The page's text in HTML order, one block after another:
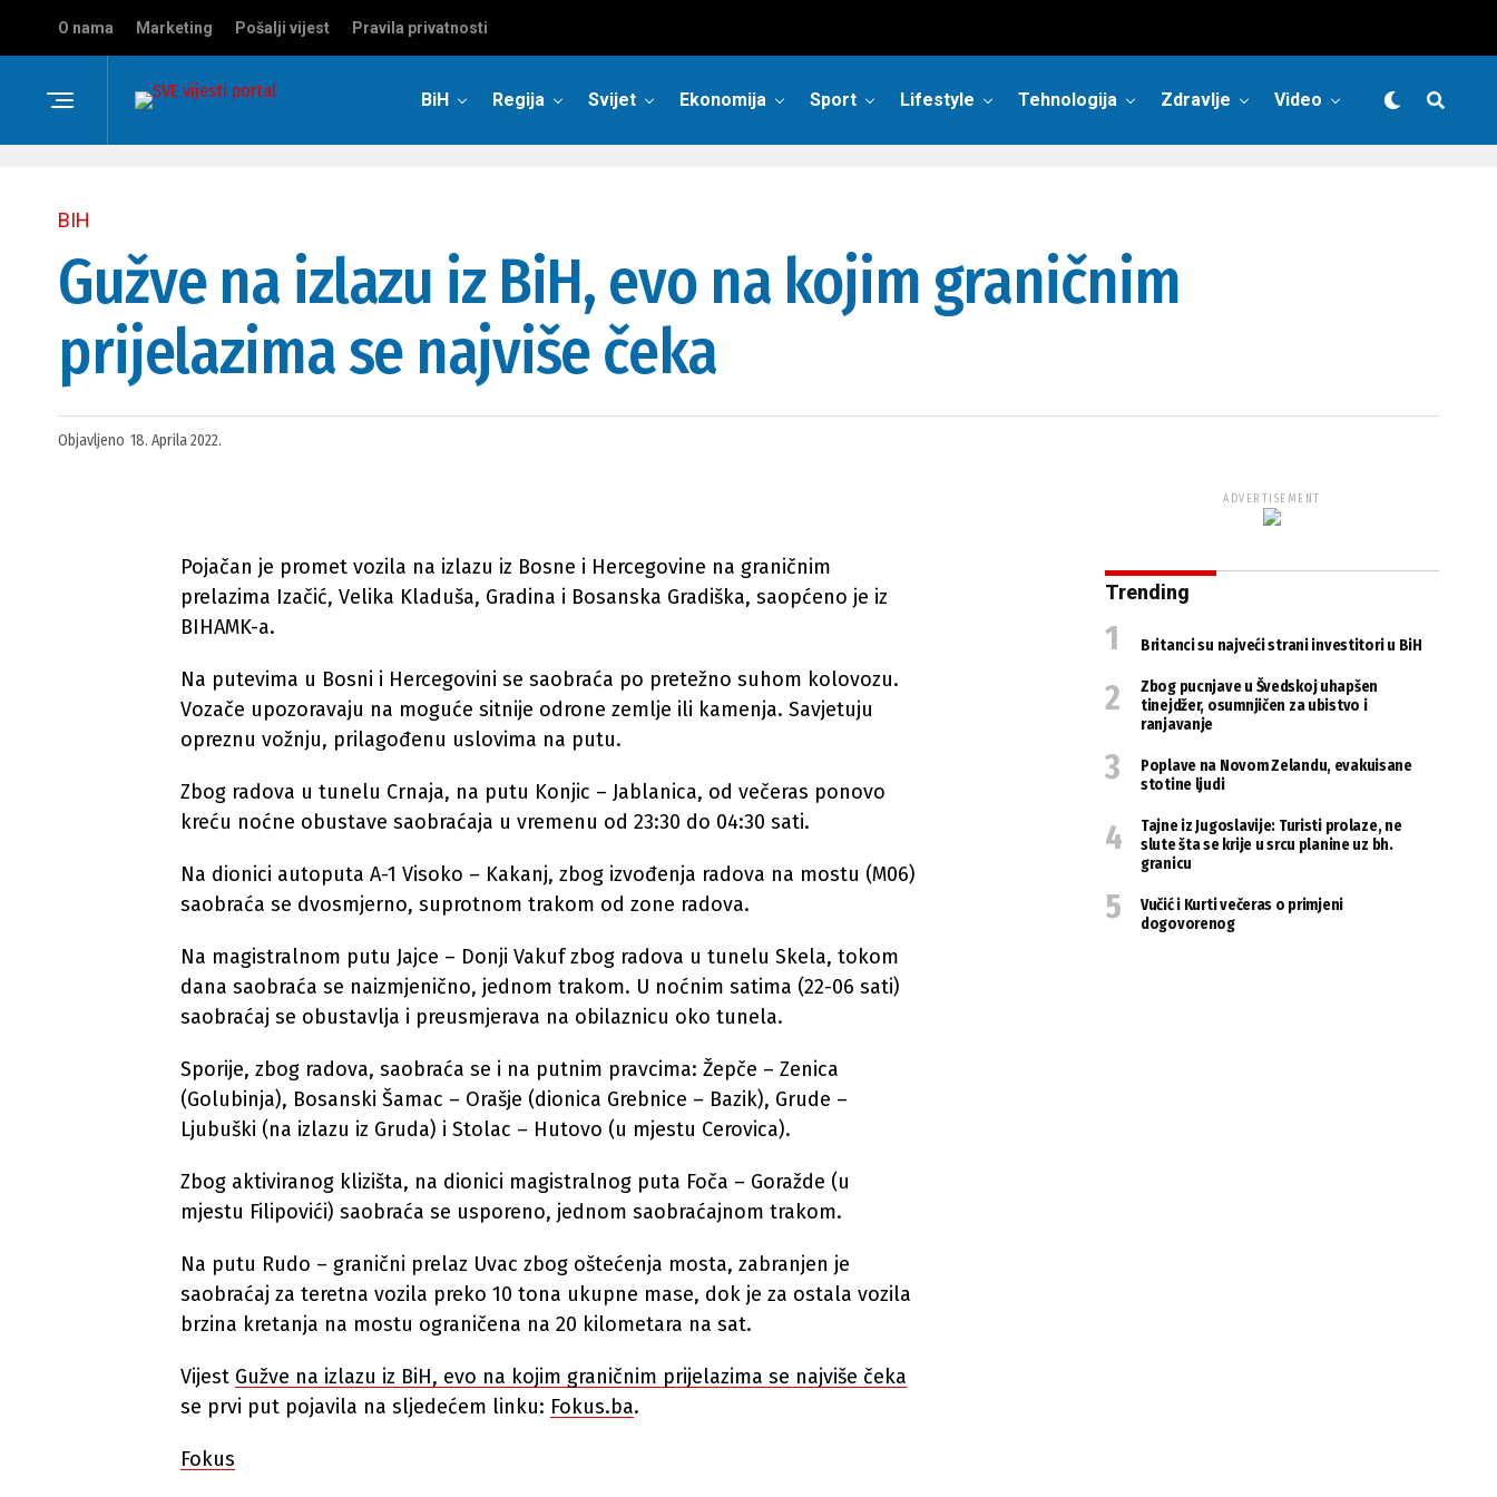
O nama Marketing Pošalji vijest Pravila privatnosti
BiH Regija Svijet Ekonomija Sport Lifestyle Tehnologija Zdravlje Video
BIH
Gužve na izlazu iz BiH, evo na kojim graničnim
prijelazima se najviše čeka
Objavljeno 18. Aprila 2022.
Pojačan je promet vozila na izlazu iz Bosne i Hercegovine na graničnim
prelazima Izačić, Velika Kladuša, Gradina i Bosanska Gradiška, saopćeno je iz
BIHAMK-a.
Na putevima u Bosni i Hercegovini se saobraća po pretežno suhom kolovozu.
Vozače upozoravaju na moguće sitnije odrone zemlje ili kamenja. Savjetuju
opreznu vožnju, prilagođenu uslovima na putu.
Zbog radova u tunelu Crnaja, na putu Konjic – Jablanica, od večeras ponovo
kreću noćne obustave saobraćaja u vremenu od 23:30 do 04:30 sati.
Na dionici autoputa A-1 Visoko – Kakanj, zbog izvođenja radova na mostu (M06)
saobraća se dvosmjerno, suprotnom trakom od zone radova.
Na magistralnom putu Jajce – Donji Vakuf zbog radova u tunelu Skela, tokom
dana saobraća se naizmjenično, jednom trakom. U noćnim satima (22-06 sati)
saobraćaj se obustavlja i preusmjerava na obilaznicu oko tunela.
Sporije, zbog radova, saobraća se i na putnim pravcima: Žepče – Zenica
(Golubinja), Bosanski Šamac – Orašje (dionica Grebnice – Bazik), Grude –
Ljubuški (na izlazu iz Gruda) i Stolac – Hutovo (u mjestu Cerovica).
Zbog aktiviranog klizišta, na dionici magistralnog puta Foča – Goražde (u
mjestu Filipovići) saobraća se usporeno, jednom saobraćajnom trakom.
Na putu Rudo – granični prelaz Uvac zbog oštećenja mosta, zabranjen je
saobraćaj za teretna vozila preko 10 tona ukupne mase, dok je za ostala vozila
brzina kretanja na mostu ograničena na 20 kilometara na sat.
Vijest Gužve na izlazu iz BiH, evo na kojim graničnim prijelazima se najviše čeka
se prvi put pojavila na sljedećem linku: Fokus.ba.
Fokus
ADVERTISEMENT
Trending
Britanci su najveći strani investitori u BiH
Zbog pucnjave u Švedskoj uhapšen
tinejdžer, osumnjičen za ubistvo i
ranjavanje
Poplave na Novom Zelandu, evakuisane
stotine ljudi
Tajne iz Jugoslavije: Turisti prolaze, ne
slute šta se krije u srcu planine uz bh.
granicu
Vučić i Kurti večeras o primjeni
dogovorenog